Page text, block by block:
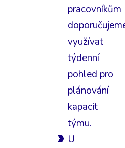
pracovníkům
využívat
týdenní
pohled pro
plánování
kapacit
týmu.
U